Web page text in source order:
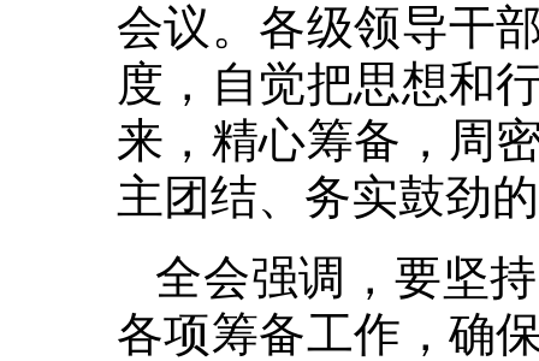
会议。各级领导干
度，自觉把思想和
来，精心筹备，周
主团结、务实鼓劲
全会强调，要坚
各项筹备工作，确